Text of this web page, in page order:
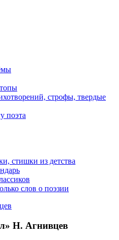
строфы, твердые
поэта
стишки из детства
слов о поэзии
Н. Агнивцев